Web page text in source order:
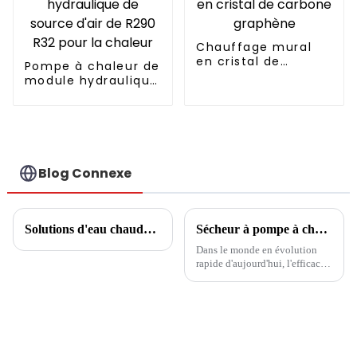
Pompe à chaleur de
module hydraulique
Chauffage mural
en cristal de
Blog Connexe
Solutions d'eau chaude domestique Sécheur à pompe à chaleur multifonction : fonctionnement stable et fiable, séchage sans souci
Dans le monde en évolution
rapide d'aujourd'hui, l'efficacité